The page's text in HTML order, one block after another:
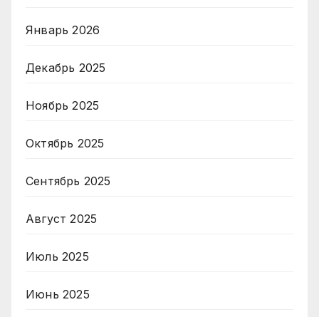
Январь 2026
Декабрь 2025
Ноябрь 2025
Октябрь 2025
Сентябрь 2025
Август 2025
Июль 2025
Июнь 2025